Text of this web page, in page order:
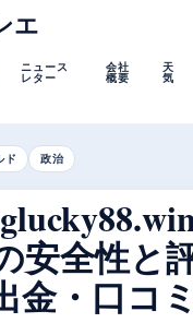
エ
ニュース
レター
会社
概要
天
気
ド 政治
安全性と
金・口コ